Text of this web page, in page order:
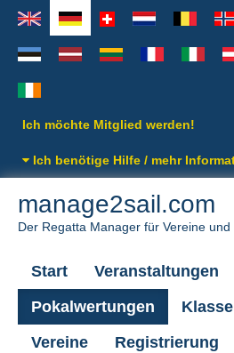
Ich möchte Mitglied werden!
Ich benötige Hilfe / mehr
manage2sail.com
Der Regatta Manager für Vereine und
Start
Veranstaltungen
Pokalwertungen
Vereine
Registrierung